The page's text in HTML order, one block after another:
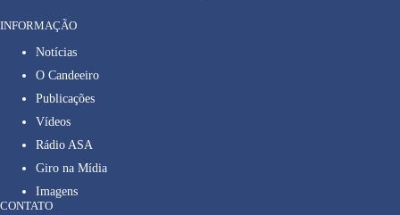
INFORMAÇÃO
Notícias
O Candeeiro
Publicações
Vídeos
Rádio ASA
Giro na Mídia
Imagens
CONTATO